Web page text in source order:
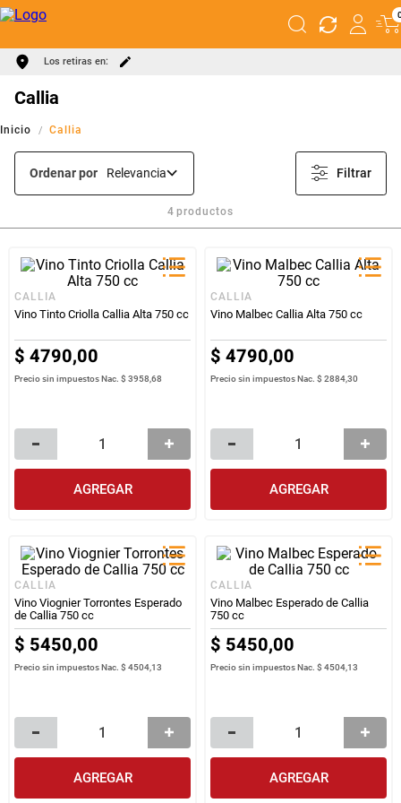
Los retiras en:
Callia
Callia
Ordenar por Relevancia Filtrar
4 productos
CALLIA
Vino Tinto Criolla Callia Alta 750 cc
$ 4790,00
Precio sin impuestos Nac.$ 3958,68
AGREGAR
CALLIA
Vino Malbec Callia Alta 750 cc
$ 4790,00
Precio sin impuestos Nac.$ 2884,30
AGREGAR
CALLIA
Vino Viognier Torrontes Esperado
de Callia 750 cc
$ 5450,00
Precio sin impuestos Nac.$ 4504,13
AGREGAR
CALLIA
Vino Malbec Esperado de Callia
750 cc
$ 5450,00
Precio sin impuestos Nac.$ 4504,13
AGREGAR